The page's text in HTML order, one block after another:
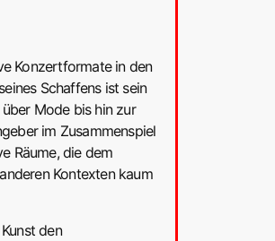
Konzertformate in den
Schaffens ist sein
Mode bis hin zur
im Zusammenspiel
Räume, die dem
Kontexten kaum
den